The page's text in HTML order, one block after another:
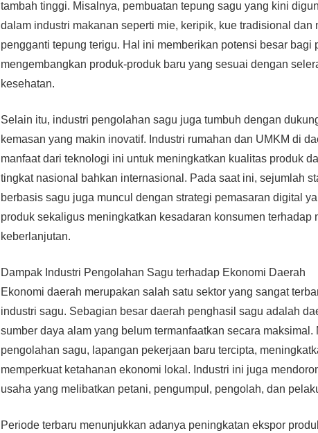
tambah tinggi. Misalnya, pembuatan tepung sagu yang kini
dalam industri makanan seperti mie, keripik, kue tradisional dan
pengganti tepung terigu. Hal ini memberikan potensi besar bagi
mengembangkan produk-produk baru yang sesuai dengan
kesehatan.
Selain itu, industri pengolahan sagu juga tumbuh dengan
kemasan yang makin inovatif. Industri rumahan dan UMKM di
manfaat dari teknologi ini untuk meningkatkan kualitas produk
tingkat nasional bahkan internasional. Pada saat ini, sejumlah
berbasis sagu juga muncul dengan strategi pemasaran digital
produk sekaligus meningkatkan kesadaran konsumen terhadap
keberlanjutan.
Dampak Industri Pengolahan Sagu terhadap Ekonomi Daerah
Ekonomi daerah merupakan salah satu sektor yang sangat
industri sagu. Sebagian besar daerah penghasil sagu adalah
sumber daya alam yang belum termanfaatkan secara
pengolahan sagu, lapangan pekerjaan baru tercipta,
memperkuat ketahanan ekonomi lokal. Industri ini juga
usaha yang melibatkan petani, pengumpul, pengolah, dan
Periode terbaru menunjukkan adanya peningkatan ekspor